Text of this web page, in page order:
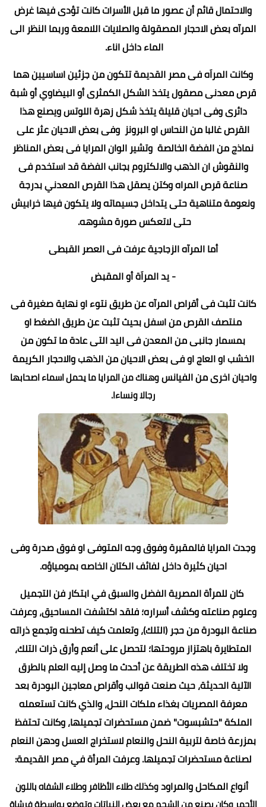
والاحتمال قائم أن عصور ما قبل الأسرات كانت تؤدى فيها غرض
المرآه بعض الاحجار المصقولة والصلايات اللامعة وربما النظر الى
الماء داخل اناء.
وكانت المراَه فى مصر القديمة تتكون من جزئين اساسيين هما
قرص معدنى مصقول يتخذ الشكل الكمثرى أو البيضاوي أو شبة
دائرى وفى احيان قليلة يتخذ شكل زهرة اللوتس ويصنع هذا
القرص غالبا من النحاس او البرونز وفى بعض الاحيان عثر على
نماذج من الفضة الخالصة وتشير الوان المرايا فى بعض المناظر
والنقوش ان الذهب والالكتروم بجانب الفضة قد استخدم فى
صناعة قرص المراه وكتن يصقل هذا القرص المعدني بدرجة
ونعومة متناهية حتى يتداخل جسيماته ولا يتكون فيها خرابيش
حتى لاتعكس صورة مشوهه.
أما المرآه الزجاجية عرفت فى العصر القبطى
- يد المراَة أو المقبض
كانت تثبت فى أقراص المرآه عن طريق نتوء او نهاية صغيرة فى
منتصف القرص من اسفل بحيث تثبت عن طريق الضغط او
بمسمار جانبى من المعدن فى اليد التى عادة ما تكون من
الخشب او العاج او فى بعض الاحيان من الذهب والاحجار الكريمة
واحيان اخرى من الفيانسوهناك من المرايا ما يحمل اسماء اصحابها
رجالا ونساءا.
وجدت المرايا فالمقبرة وفوق وجه المتوفى او فوق صدرة وفى
احيان كثيرة داخل لفائف الكتان الخاصه بمومياؤه.
كان للمرأة المصرية الفضل والسبق في ابتكار فن التجميل
وعلوم صناعته وكشف أسراره؛ فلقد اكتشفت المساحيق، وعرفت
صناعة البودرة من حجر (التلك)، وتعلمت كيف تطحنه وتجمع ذراته
المتطايرة باهتزاز مروحتها؛ لتحصل على أنعم وأرق ذرات التلك،
ولا تختلف هذه الطريقة عن أحدث ما وصل إليه العلم بالطرق
الآلية الحديثة، حيث صنعت قوالب وأقراص معاجين البودرة بعد
معرفة المصريات بغذاء ملكات النحل، والذي كانت تستعمله
الملكة "حتشبسوت" ضمن مستحضرات تجميلها، وكانت تحتفظ
بمزرعة خاصة لتربية النحل والنعام لاستخراج العسل ودهن النعام
لصناعة مستحضرات تجميلها. وعرفت المرأة في مصر القديمة:
أنواع المكاحل والمراودوكذلك طلاء الأظافر وطلاء الشفاه باللون